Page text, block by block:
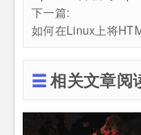
下一篇:
如何在Linux上将
相关文章阅